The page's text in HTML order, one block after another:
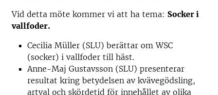
Vid detta möte kommer vi att ha tema: Socker i
vallfoder.
Cecilia Müller (SLU) berättar om WSC
(socker) i vallfoder till häst.
Anne-Maj Gustavsson (SLU) presenterar
resultat kring betydelsen av kvävegödsling,
artval och skördetid för innehållet av olika